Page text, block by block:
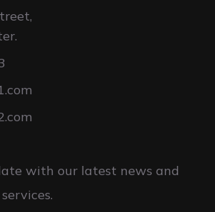
with our latest news and